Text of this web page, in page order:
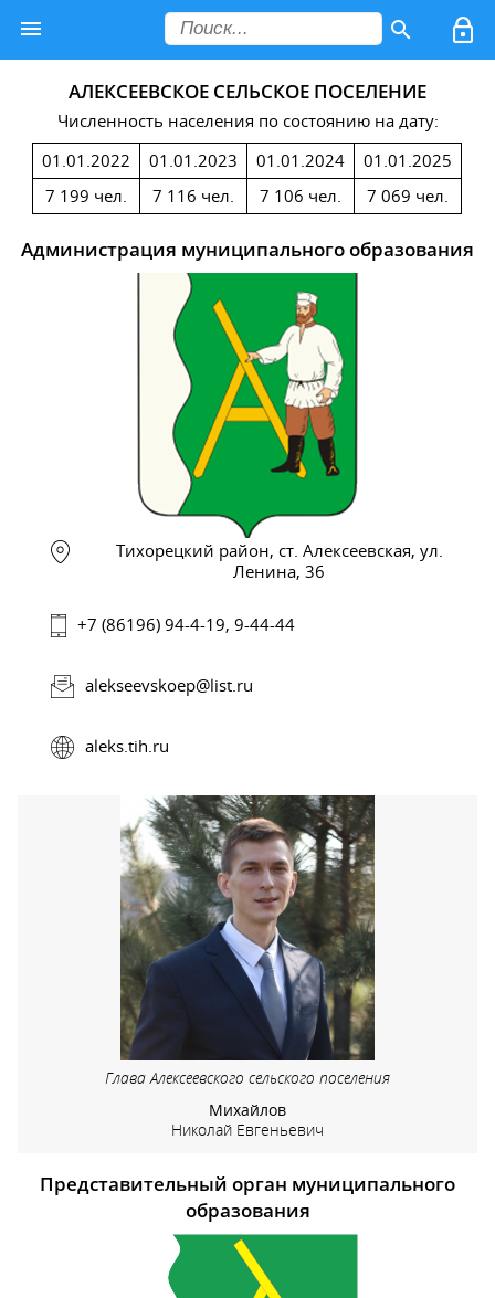
АЛЕКСЕЕВСКОЕ СЕЛЬСКОЕ ПОСЕЛЕНИЕ
Численность населения по состоянию на дату:
01.01.2022
7 199 чел.
01.01.2023
7 116 чел.
01.01.2024
7 106 чел.
01.01.2025
7 069 чел.
Администрация муниципального образования
Тихорецкий район, ст. Алексеевская, ул.
Ленина, 36
+7 (86196) 94-4-19, 9-44-44
alekseevskoep@list.ru
aleks.tih.ru
Глава Алексеевского сельского поселения
Михайлов
Николай Евгеньевич
Представительный орган муниципального
образования